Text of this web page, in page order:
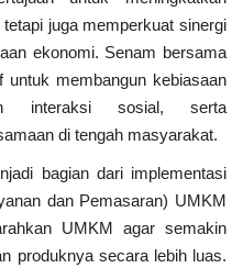
juga memperkuat sinergi
ekonomi. Senam bersama
untuk membangun kebiasaan
interaksi sosial, serta
di tengah masyarakat.
bagian dari implementasi
dan Pemasaran) UMKM
UMKM agar semakin
produknya secara lebih luas.